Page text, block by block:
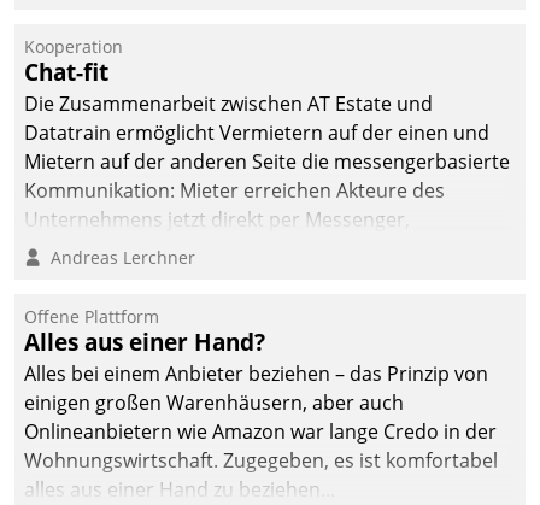
Einsparungen durch optimierte und automatisierte
Prozesse. Doch man darf nicht zu viel erwarten: Allein
mit der Einführung einer neuen Software ist es nicht
getan. Die Digitalisierung erfordert von Unternehmen
die Bereitschaft, sich zu überprüfen, zu hinterfragen
und zu verändern.
Kooperation
Chat-fit
Die Zusammenarbeit zwischen AT Estate und
Datatrain ermöglicht Vermietern auf der einen und
Mietern auf der anderen Seite die messengerbasierte
Kommunikation: Mieter erreichen Akteure des
Unternehmens jetzt direkt per Messenger,
Mitarbeiter oder Dienstleister empfangen oder
Andreas Lerchner
Offene Plattform
Alles aus einer Hand?
Alles bei einem Anbieter beziehen – das Prinzip von
einigen großen Warenhäusern, aber auch
Onlineanbietern wie Amazon war lange Credo in der
Wohnungswirtschaft. Zugegeben, es ist komfortabel
alles aus einer Hand zu beziehen...